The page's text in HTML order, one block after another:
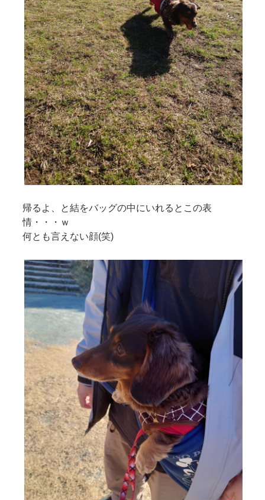
帰るよ、と結をバッグの中にいれるとこの表
情・・・ｗ
何とも言えない顔(笑)